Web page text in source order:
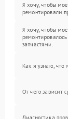
Я хочу, чтобы
ремонтировали
Я хочу, чтобы
запчастями.
Как я узнаю, что
От чего зависит
Диагностика